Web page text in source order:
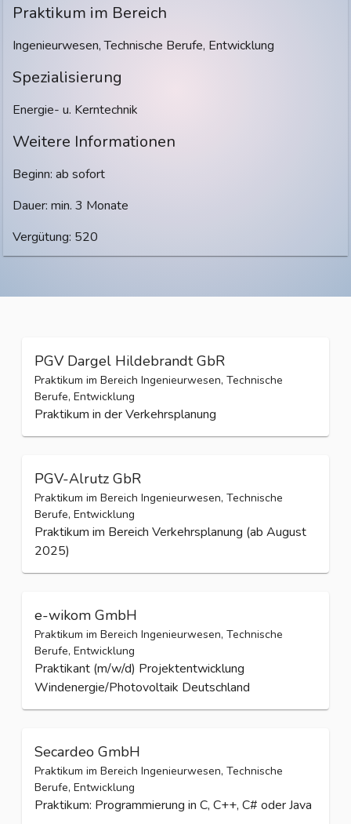
Praktikum im Bereich
Ingenieurwesen, Technische Berufe, Entwicklung
Spezialisierung
Energie- u. Kerntechnik
Weitere Informationen
Beginn: ab sofort
Dauer: min. 3 Monate
Vergütung: 520
PGV Dargel Hildebrandt GbR
Praktikum im Bereich Ingenieurwesen, Technische
Berufe, Entwicklung
Praktikum in der Verkehrsplanung
PGV-Alrutz GbR
Praktikum im Bereich Ingenieurwesen, Technische
Berufe, Entwicklung
Praktikum im Bereich Verkehrsplanung (ab August
2025)
e-wikom GmbH
Praktikum im Bereich Ingenieurwesen, Technische
Berufe, Entwicklung
Praktikant (m/w/d) Projektentwicklung
Windenergie/Photovoltaik Deutschland
Secardeo GmbH
Praktikum im Bereich Ingenieurwesen, Technische
Berufe, Entwicklung
Praktikum: Programmierung in C, C++, C# oder Java